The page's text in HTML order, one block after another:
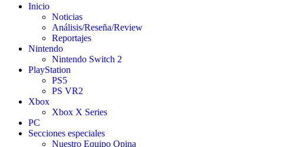
Inicio
Noticias
Análisis/Reseña/Review
Reportajes
Nintendo
Nintendo Switch 2
PlayStation
PS5
PS VR2
Xbox
Xbox X Series
PC
Secciones especiales
Nuestro Equipo Opina